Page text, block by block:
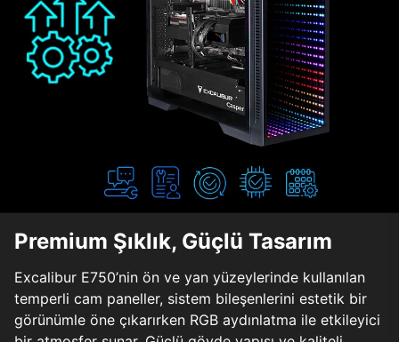
Premium Şıklık, Güçlü Tasarım
Excalibur E750’nin ön ve yan yüzeylerinde kullanılan
temperli cam paneller, sistem bileşenlerini estetik bir
görünümle öne çıkarırken RGB aydınlatma ile etkileyici